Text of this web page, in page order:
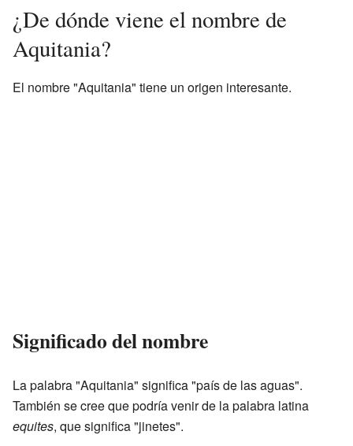
¿De dónde viene el nombre de
Aquitania?
El nombre "Aquitania" tiene un origen interesante.
Significado del nombre
La palabra "Aquitania" significa "país de las aguas".
También se cree que podría venir de la palabra latina
equites, que significa "jinetes".